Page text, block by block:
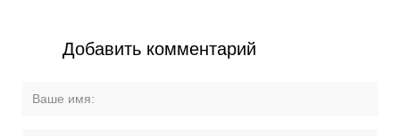
Добавить комментарий